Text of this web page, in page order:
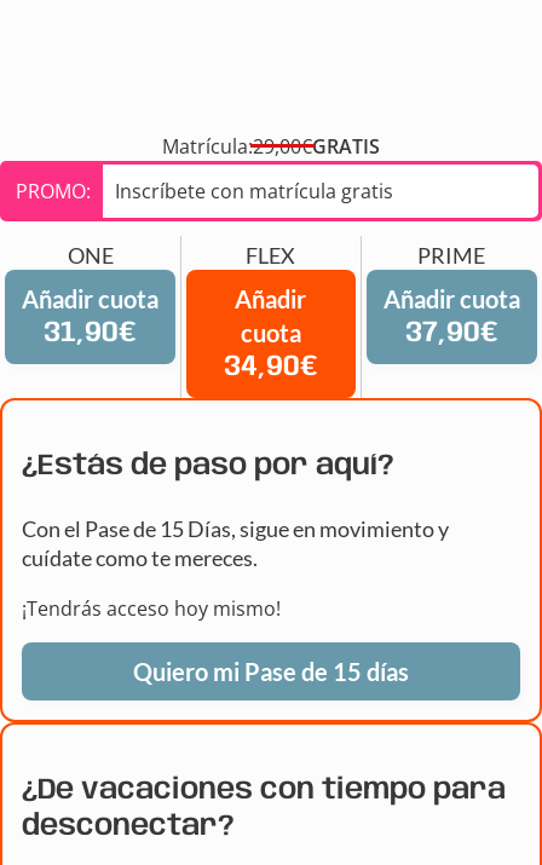
Matrícula:29,00€GRATIS
PROMO:
Inscríbete con matrícula gratis
ONE
Añadir cuota
31,90€
FLEX
Añadir
cuota
34,90€
PRIME
Añadir cuota
37,90€
¿Estás de paso por aquí?
Con el Pase de 15 Días, sigue en movimiento y
cuídate como te mereces.
¡Tendrás acceso hoy mismo!
Quiero mi Pase de 15 días
¿De vacaciones con tiempo para
desconectar?